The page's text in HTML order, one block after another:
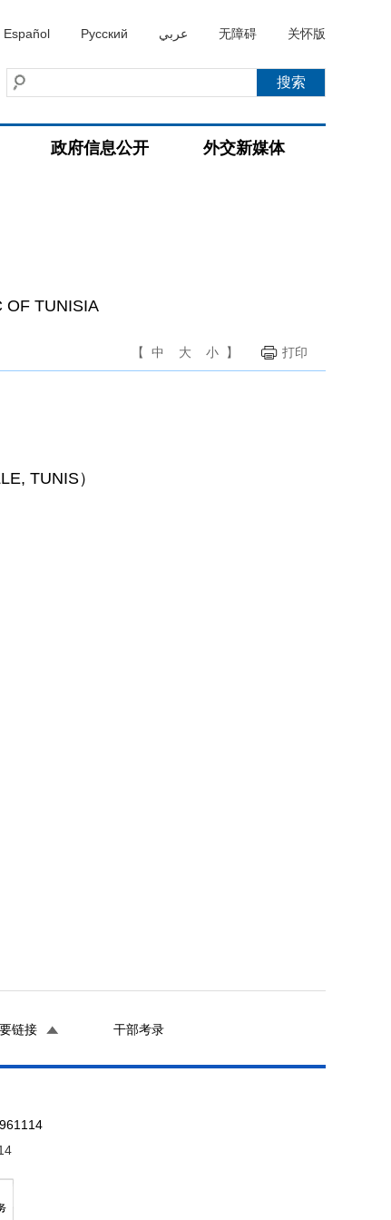
Español Русский عربي 无障碍 关怀版
政府信息公开 外交新媒体
OF TUNISIA
【 中 大 小 】 打印
TUNIS）
链接 干部考录